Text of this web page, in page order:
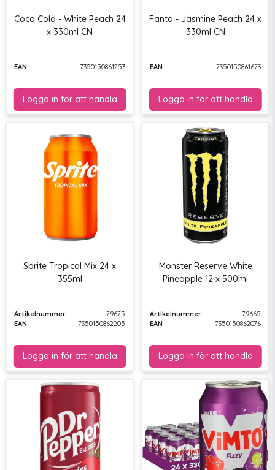
Coca Cola - White Peach 24
x 330ml CN
EAN 7350150861253
Fanta - Jasmine Peach 24 x
330ml CN
EAN 7350150861673
Sprite Tropical Mix 24 x
355ml
Artikelnummer
79675
EAN
7350150862205
Monster Reserve White
Pineapple 12 x 500ml
Artikelnummer
79665
EAN
7350150862076